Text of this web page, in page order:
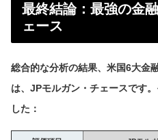
最終結論：最強の金
ェース
総合的な分析の結果、米国6大金
は、 JPモルガン・チェースです
した：